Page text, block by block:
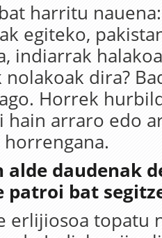
harritu
egiteko,
indiarrak
dira?
Horrek
hain arraro edo
alde daudenak
patroi bat
erlijiosoa topatu